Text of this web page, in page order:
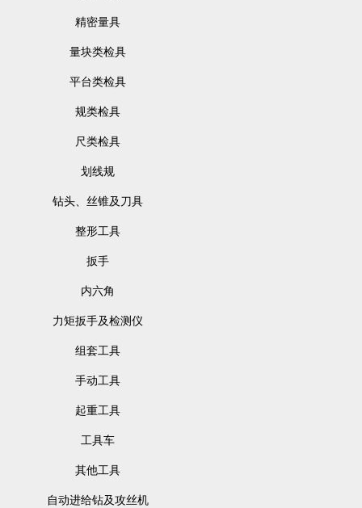
精密量具
量块类检具
平台类检具
规类检具
尺类检具
划线规
钻头、丝锥及刀具
整形工具
扳手
内六角
力矩扳手及检测仪
组套工具
手动工具
起重工具
工具车
其他工具
自动进给钻及攻丝机